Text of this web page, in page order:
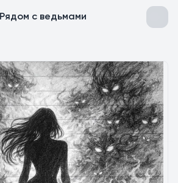
Рядом с ведьмами